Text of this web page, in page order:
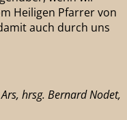
Heiligen Pfarrer von
auch durch uns
hrsg. Bernard Nodet,